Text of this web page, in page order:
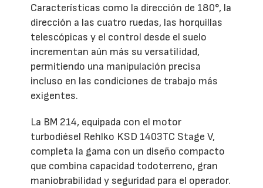
Características como la dirección de 180°, la
dirección a las cuatro ruedas, las horquillas
telescópicas y el control desde el suelo
incrementan aún más su versatilidad,
permitiendo una manipulación precisa
incluso en las condiciones de trabajo más
exigentes.
La BM 214, equipada con el motor
turbodiésel Rehlko KSD 1403TC Stage V,
completa la gama con un diseño compacto
que combina capacidad todoterreno, gran
maniobrabilidad y seguridad para el operador.